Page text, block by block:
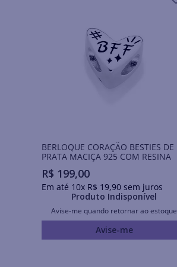
BERLOQUE CORAÇÃO BESTIES DE
PRATA MACIÇA 925 COM RESINA
R$ 199,00
Em até 10x R$ 19,90 sem juros
Produto Indisponível
Avise-me quando retornar ao estoque
Avise-me